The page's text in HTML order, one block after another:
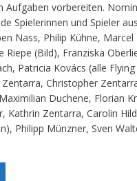
Aufgaben vorbereiten.
Spielerinnen und Spieler
Nass, Philip Kühne, Marcel
Riepe (Bild), Franziska
Patricia Kovács (alle
Christopher
Duchene, Florian
Kathrin Zentarra, Carolin
Philipp Münzner, Sven